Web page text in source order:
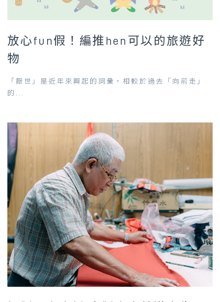
放心fun假！編推hen可以的旅遊好
物
「厭世」是近年來興起的詞彙，相較於過去「向前走」
的...